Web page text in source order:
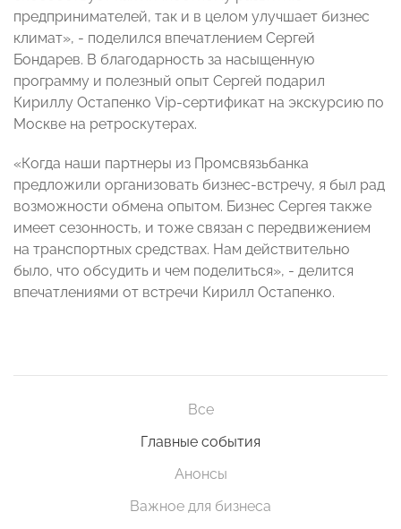
предпринимателей, так и в целом улучшает бизнес
климат», - поделился впечатлением Сергей
Бондарев. В благодарность за насыщенную
программу и полезный опыт Сергей подарил
Кириллу Остапенко Vip-сертификат на экскурсию по
Москве на ретроскутерах.
«Когда наши партнеры из Промсвязьбанка
предложили организовать бизнес-встречу, я был рад
возможности обмена опытом. Бизнес Сергея также
имеет сезонность, и тоже связан с передвижением
на транспортных средствах. Нам действительно
было, что обсудить и чем поделиться», - делится
впечатлениями от встречи Кирилл Остапенко.
Все
Главные события
Анонсы
Важное для бизнеса